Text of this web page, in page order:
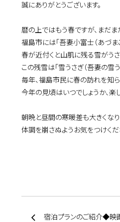
誠にありがとうございます。
暦の上ではもう春ですが、まだま
福島市には「吾妻小富士（あづま
春が近付くと山肌に残る雪がう
この残雪は「雪うさぎ（吾妻の雪
毎年、福島市民に春の訪れを知ら
今年の見頃はいつでしょうか、楽
朝晩と昼間の寒暖差も大きくな
体調を崩さぬようお気をつけくだ
宿泊プランのご紹介◆映